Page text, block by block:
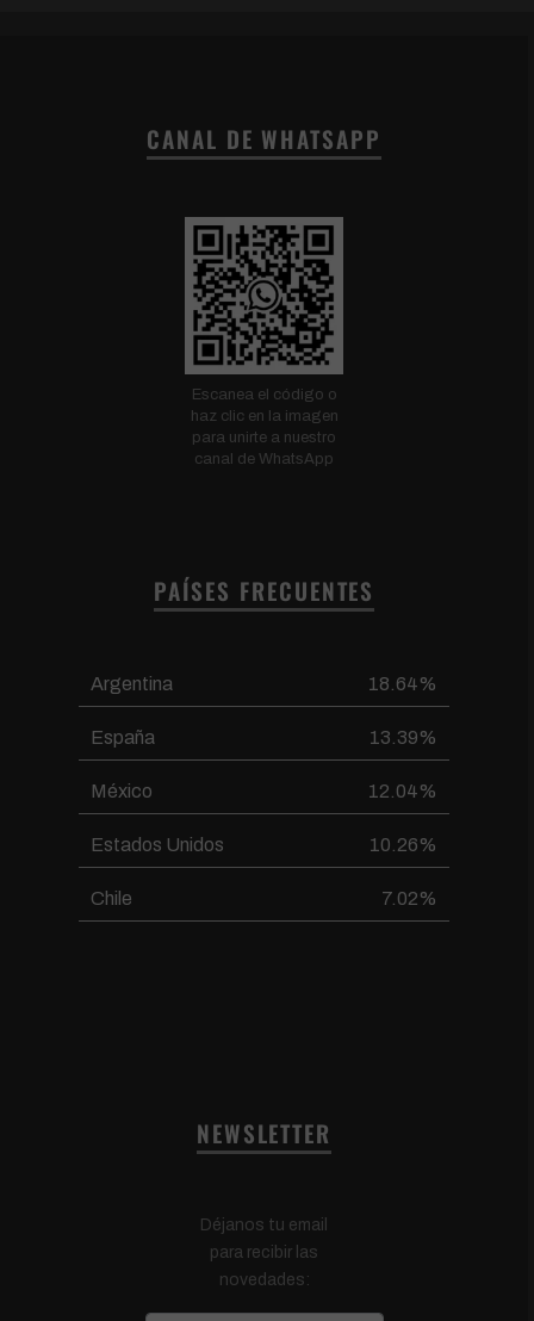
CANAL DE WHATSAPP
Escanea el código o
haz clic en la imagen
para unirte a nuestro
canal de WhatsApp
PAÍSES FRECUENTES
Argentina 18.64%
España 13.39%
México 12.04%
Estados Unidos 10.26%
Chile 7.02%
NEWSLETTER
Déjanos tu email
para recibir las
novedades: